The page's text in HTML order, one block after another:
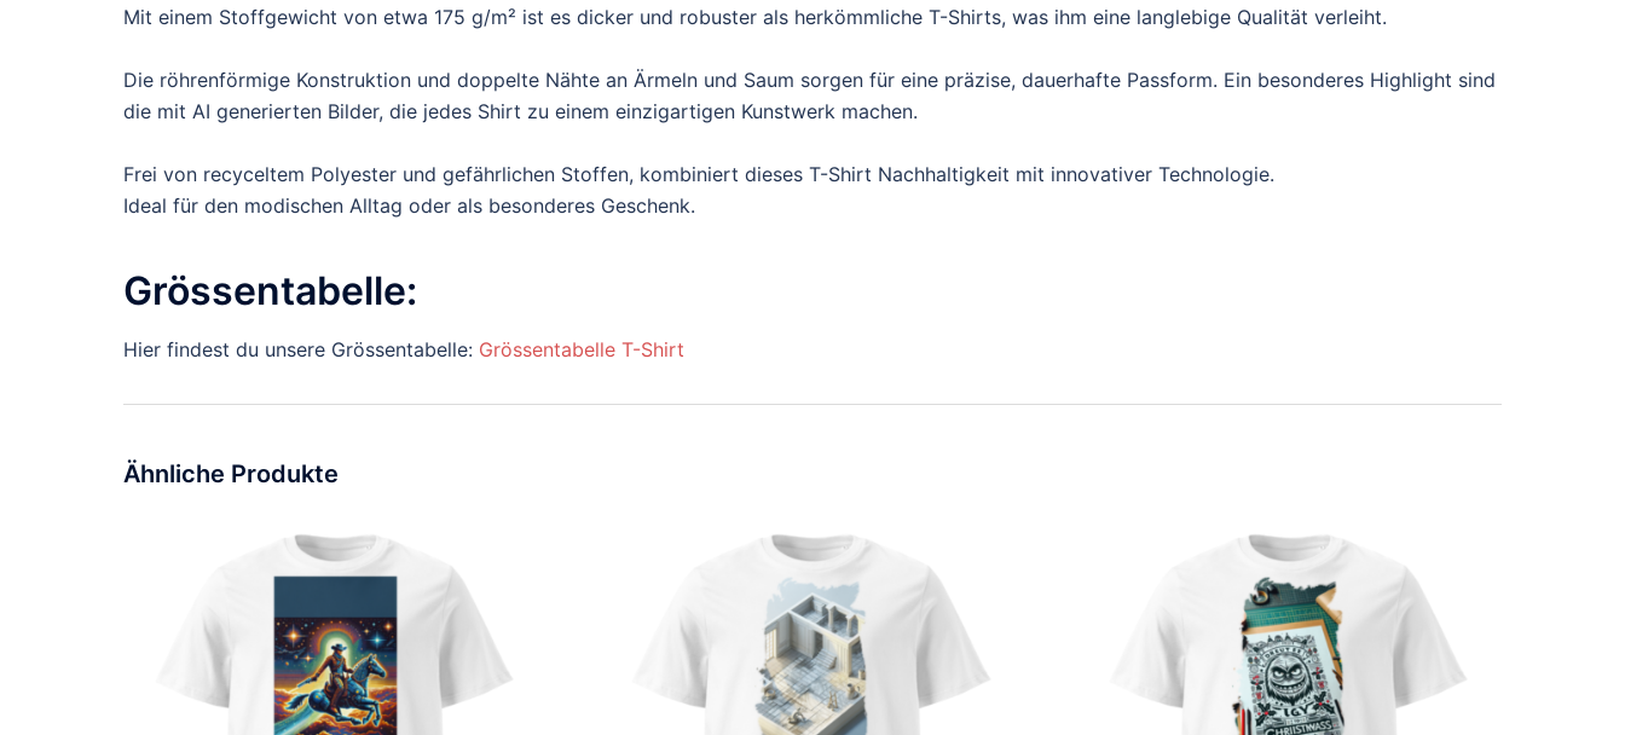
Mit einem Stoffgewicht von etwa 175 g/m² ist es dicker und robuster als herkömmliche T-Shirts, was ihm eine langlebige Qualität verleiht.
Die röhrenförmige Konstruktion und doppelte Nähte an Ärmeln und Saum sorgen für eine präzise, dauerhafte Passform. Ein besonderes Highlight sind
die mit AI generierten Bilder, die jedes Shirt zu einem einzigartigen Kunstwerk machen.
Frei von recyceltem Polyester und gefährlichen Stoffen, kombiniert dieses T-Shirt Nachhaltigkeit mit innovativer Technologie.
Ideal für den modischen Alltag oder als besonderes Geschenk.
Grössentabelle:
Hier findest du unsere Grössentabelle: Grössentabelle T-Shirt
Ähnliche Produkte